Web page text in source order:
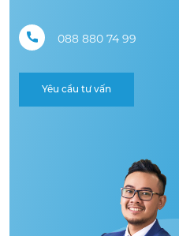
088 880 74 99
Yêu cầu tư vấn